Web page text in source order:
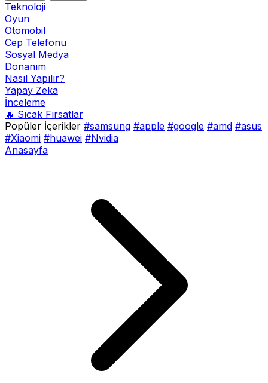
Teknoloji
Oyun
Otomobil
Cep Telefonu
Sosyal Medya
Donanım
Nasıl Yapılır?
Yapay Zeka
İnceleme
🔥 Sıcak Fırsatlar
Popüler İçerikler #samsung #apple #google #amd #asus
#Xiaomi #huawei #Nvidia
Anasayfa